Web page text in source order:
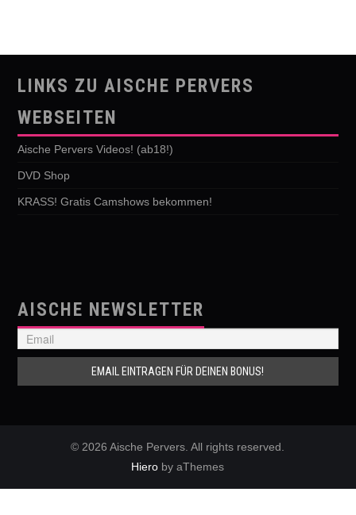
LINKS ZU AISCHE PERVERS
WEBSEITEN
Aische Pervers Videos! (ab18!)
DVD Shop
KRASS! Gratis Camshows bekommen!
AISCHE NEWSLETTER
© 2026 Aische Pervers. All rights reserved.
Hiero by aThemes